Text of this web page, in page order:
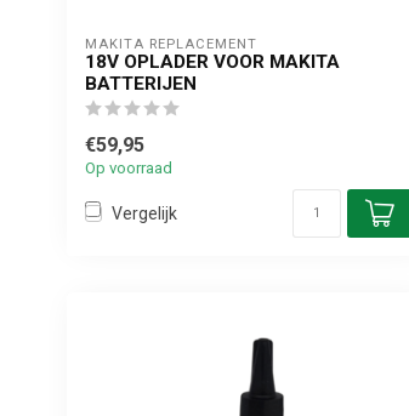
MAKITA REPLACEMENT
18V OPLADER VOOR MAKITA
BATTERIJEN
€59,95
Op voorraad
Vergelijk